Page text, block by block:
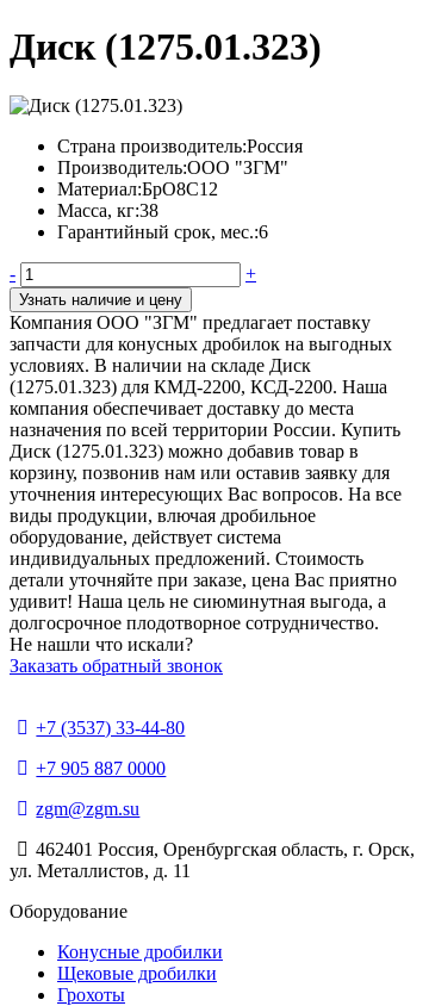
Диск (1275.01.323)
Страна производитель:Россия
Производитель:ООО "ЗГМ"
Материал:БрО8С12
Масса, кг:38
Гарантийный срок, мес.:6
- +
Узнать наличие и цену
Компания ООО "ЗГМ" предлагает поставку
запчасти для конусных дробилок на выгодных
условиях. В наличии на складе Диск
(1275.01.323) для КМД-2200, КСД-2200. Наша
компания обеспечивает доставку до места
назначения по всей территории России. Купить
Диск (1275.01.323) можно добавив товар в
корзину, позвонив нам или оставив заявку для
уточнения интересующих Вас вопросов. На все
виды продукции, влючая дробильное
оборудование, действует система
индивидуальных предложений. Стоимость
детали уточняйте при заказе, цена Вас приятно
удивит! Наша цель не сиюминутная выгода, а
долгосрочное плодотворное сотрудничество.
Не нашли что искали?
Заказать обратный звонок
+7 (3537) 33-44-80
+7 905 887 0000
zgm@zgm.su
462401 Россия, Оренбургская область, г. Орск,
ул. Металлистов, д. 11
Оборудование
Конусные дробилки
Щековые дробилки
Грохоты